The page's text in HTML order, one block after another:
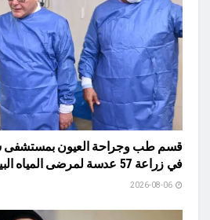
قسم طب وجراحة العيون بمستشفى
في زراعة 57 عدسة لمرضى المياه البيضاء